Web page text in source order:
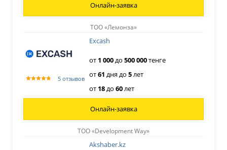
ТОО «Лемонза»
Онлайн-заявка
5 отзывов
Excash
от 1 000до 500000тенге
от61 днядо 5лет
от 18до 60лет
ТОО «Development Way»
Онлайн-заявка
Akshaber.kz